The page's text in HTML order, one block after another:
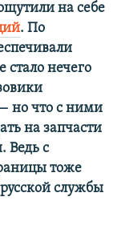
на себе
. По
нечего
но что с ними
на запчасти
Ведь с
тоже
службы